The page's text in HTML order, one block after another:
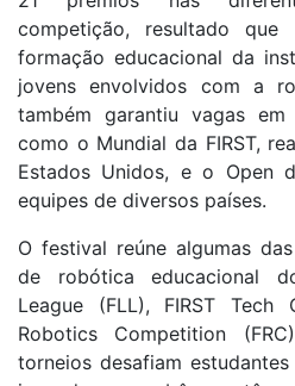
competição, resultado
formação educacional da
jovens envolvidos com a
também garantiu vagas em
como o Mundial da FIRST,
Estados Unidos, e o Open
equipes de diversos países.
O festival reúne algumas
de robótica educacional
League (FLL), FIRST Tech
Robotics Competition
torneios desafiam